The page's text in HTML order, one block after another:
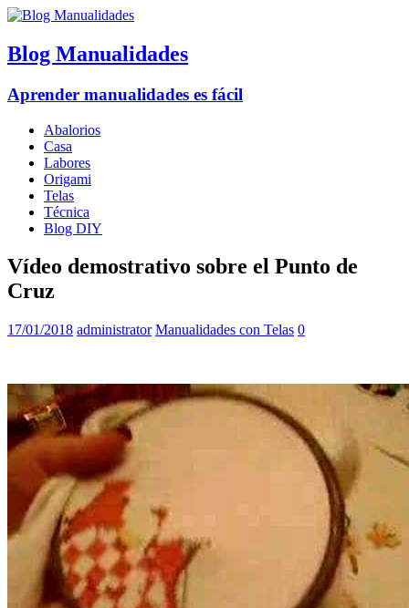
Blog Manualidades
Aprender manualidades es fácil
Abalorios
Casa
Labores
Origami
Telas
Técnica
Blog DIY
Vídeo demostrativo sobre el Punto de
Cruz
17/01/2018 administrator Manualidades con Telas 0